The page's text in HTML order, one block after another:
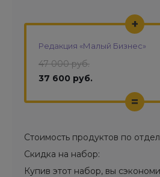
Редакция «Малый Бизнес»
47 000 руб.
37 600 руб.
+
=
Стоимость продуктов по
Скидка на набор:
Купив этот набор, вы